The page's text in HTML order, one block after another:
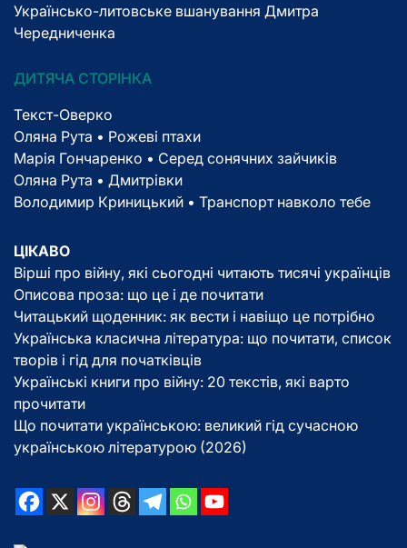
Українсько-литовське вшанування Дмитра
Чередниченка
ДИТЯЧА СТОРІНКА
Текст-Оверко
Оляна Рута • Рожеві птахи
Марія Гончаренко • Серед сонячних зайчиків
Оляна Рута • Дмитрівки
Володимир Криницький • Транспорт навколо тебе
ЦІКАВО
Вірші про війну, які сьогодні читають тисячі українців
Описова проза: що це і де почитати
Читацький щоденник: як вести і навіщо це потрібно
Українська класична література: що почитати, список
творів і гід для початківців
Українські книги про війну: 20 текстів, які варто
прочитати
Що почитати українською: великий гід сучасною
українською літературою (2026)